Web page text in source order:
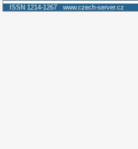
ISSN 1214-1267 www.czech-server.cz